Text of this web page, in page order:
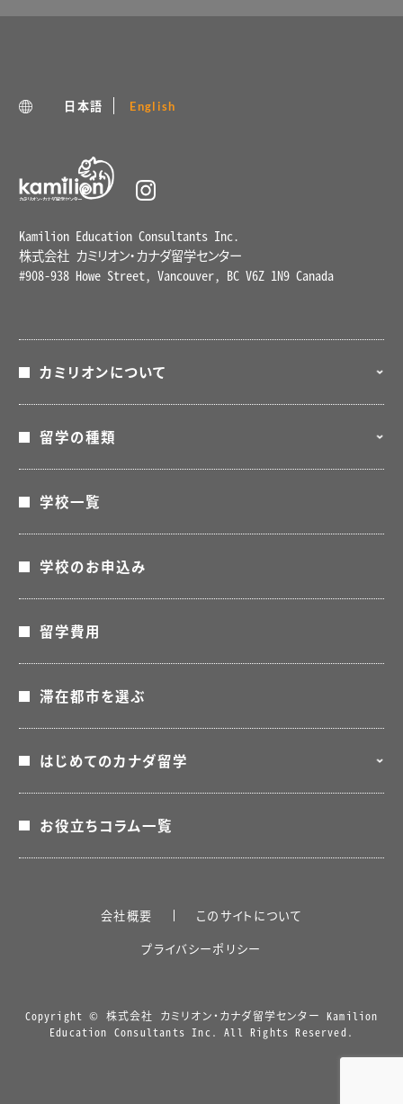
日本語 English
Kamilion Education Consultants Inc.
株式会社 カミリオン・カナダ留学センター
#908-938 Howe Street, Vancouver, BC V6Z 1N9 Canada
カミリオンについて
カミリオンについて
カミリオンご利用者の声
留学の種類
語学留学
カレッジ・大学留学
学校一覧
学校のお申込み
留学費用
滞在都市を選ぶ
はじめてのカナダ留学
カナダ留学体験談
カナダ留学がおすすめの理由
お役立ちコラム一覧
会社概要
このサイトについて
プライバシーポリシー
Copyright © 株式会社 カミリオン・カナダ留学センター Kamilion
Education Consultants Inc. All Rights Reserved.